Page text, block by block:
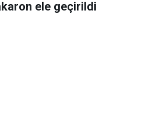
ele geçirildi